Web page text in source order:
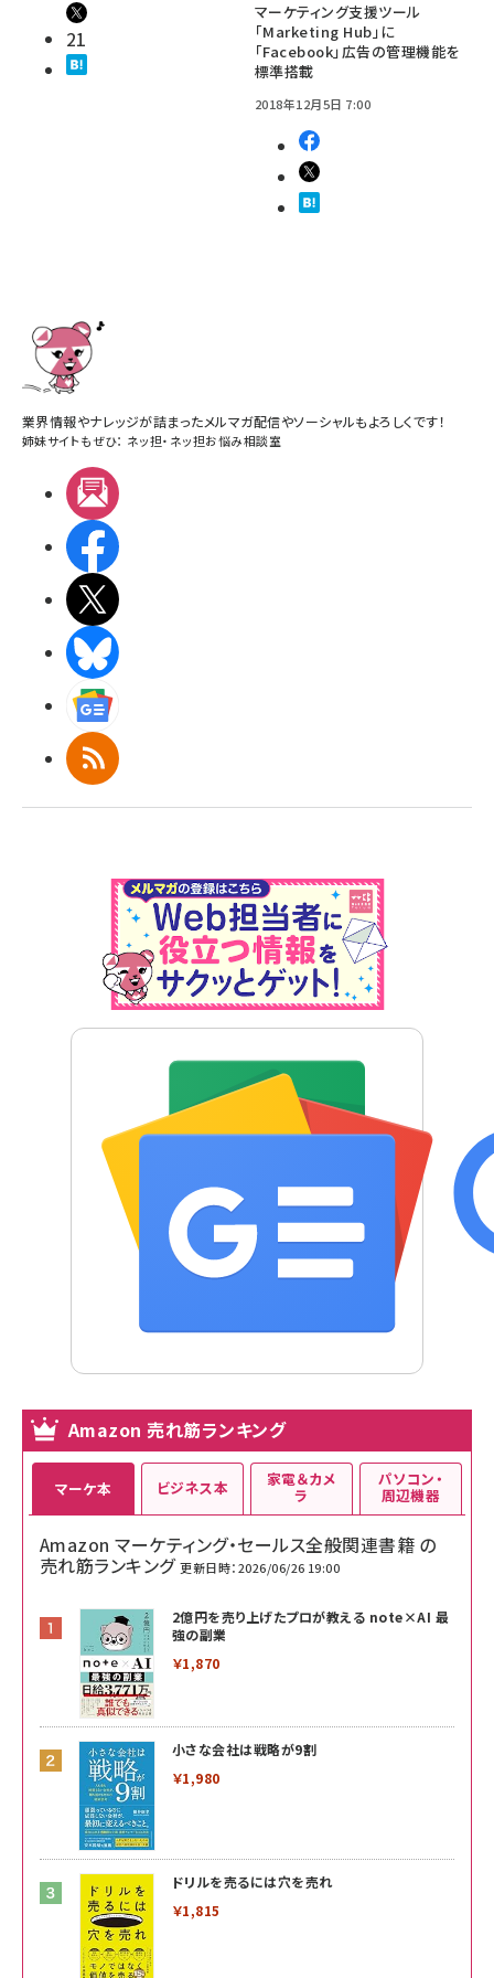
21
マーケティング支援ツール
「Marketing Hub」に
「Facebook」広告の管理機能を
標準搭載
2018年12月5日 7:00
業界情報やナレッジが詰まったメルマガ配信やソーシャルもよろしくです！
姉妹サイトもぜひ： ネッ担・ ネッ担お悩み相談室
RSS
Amazon 売れ筋ランキング
マーケ本
Amazon マーケティング・セールス全般関連書籍 の
売れ筋ランキング 更新日時：2026/06/26 19:00
2億円を売り上げたプロが教える note×AI 最
強の副業
￥1,870
小さな会社は戦略が9割
￥1,980
ドリルを売るには穴を売れ
￥1,815
ビジネス本 家電＆カメ
ラ
パソコン・
周辺機器